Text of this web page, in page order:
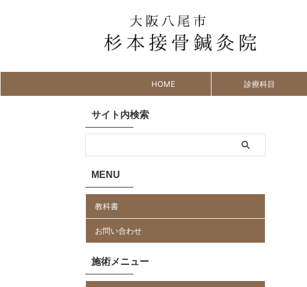
HOME 診療科目
サイト内検索
MENU
教科書
お問い合わせ
施術メニュー